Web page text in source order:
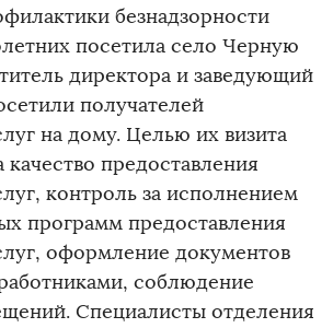
безнадзорности
посетила село Черную
директора и заведующий
получателей
на дому. Целью их визита
предоставления
контроль за исполнением
программ предоставления
оформление документов
соблюдение
Специалисты отделения